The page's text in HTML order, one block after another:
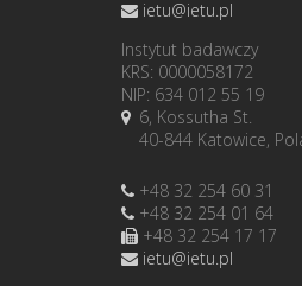
ietu@ietu.pl
Instytut badawczy
KRS: 0000058172
NIP: 634 012 55 19
6, Kossutha St.
40-844 Katowice,
+48 32 254 60 31
+48 32 254 01 64
+48 32 254 17 17
ietu@ietu.pl